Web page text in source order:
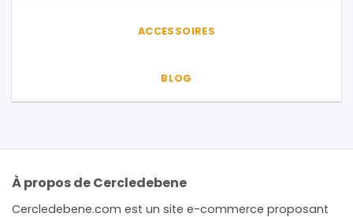
ACCESSOIRES
BLOG
À propos de Cercledebene
Cercledebene.com est un site e-commerce proposant